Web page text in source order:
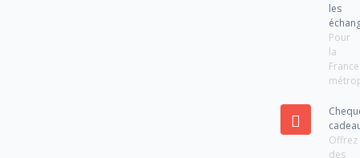
les
Pour
la
France
Offrez
des